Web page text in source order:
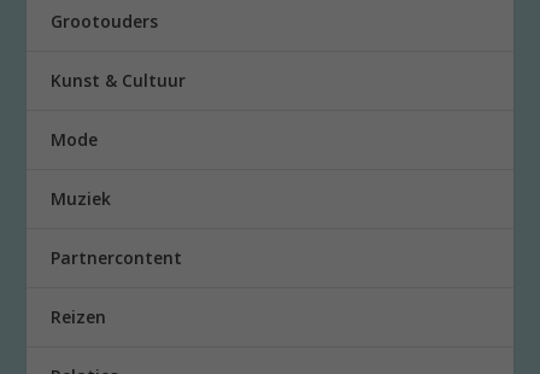
Grootouders
Kunst & Cultuur
Mode
Muziek
Partnercontent
Reizen